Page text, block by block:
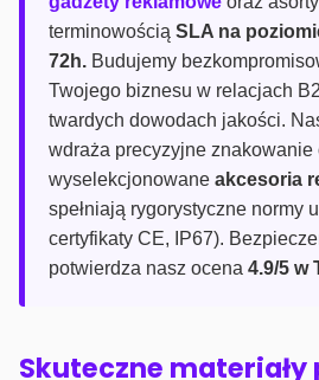
terminowością SLA na
72h. Budujemy
Twojego biznesu w relacjach
twardych dowodach jakości.
wdraża precyzyjne znakowanie
wyselekcjonowane akcesoria
spełniają rygorystyczne normy
certyfikaty CE, IP67).
potwierdza nasz ocena 4.9/5 w
Skuteczne